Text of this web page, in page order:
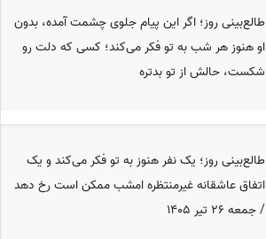
طالع‌بینی روز؛ اگر این پیام جلوی چشمت آمده، بدون
او هنوز هر شب به تو فکر می‌کند؛ کسی که دلت رو
شکست، حالش از تو بدتره
طالع‌بینی روز؛ یک نفر هنوز به تو فکر می‌کند و یک
اتفاق عاشقانه غیرمنتظره امشب ممکن است رخ دهد
/ جمعه 26 تیر 1405